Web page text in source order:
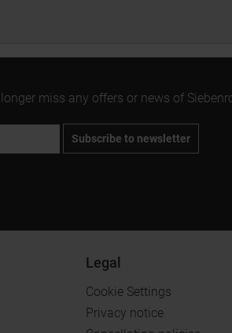
miss any offers or news of
Subscribe to newsletter
Legal
Cookie Settings
Privacy notice